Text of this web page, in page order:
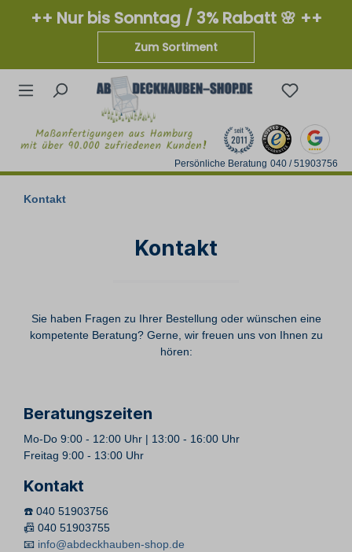
++ Nur bis Sonntag / 3% Rabatt 🌸 ++
Zum Sortiment
Persönliche Beratung 040 / 51903756
Kontakt
Kontakt
Sie haben Fragen zu Ihrer Bestellung oder wünschen eine
kompetente Beratung? Gerne, wir freuen uns von Ihnen zu
hören:
Beratungszeiten
Mo-Do 9:00 - 12:00 Uhr | 13:00 - 16:00 Uhr
Freitag 9:00 - 13:00 Uhr
Kontakt
☎️ 040 51903756
📠 040 51903755
📧 info@abdeckhauben-shop.de